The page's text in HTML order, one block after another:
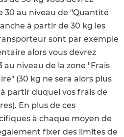
30 au niveau de "Quantité
à partir de 30 kg les
sont par exemple
alors vous devrez
niveau de la zone "Frais
(30 kg ne sera alors plus
partir duquel vos frais de
En plus de ces
à chaque moyen de
fixer des limites de